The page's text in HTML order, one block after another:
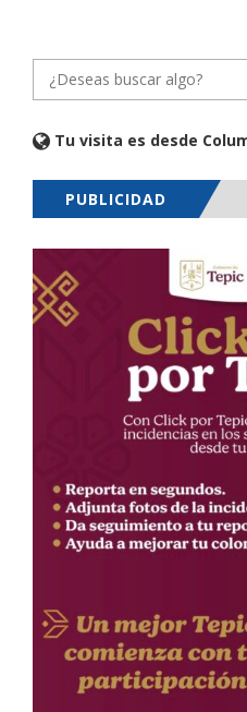
Tu visita es desde
PUBLICIDAD